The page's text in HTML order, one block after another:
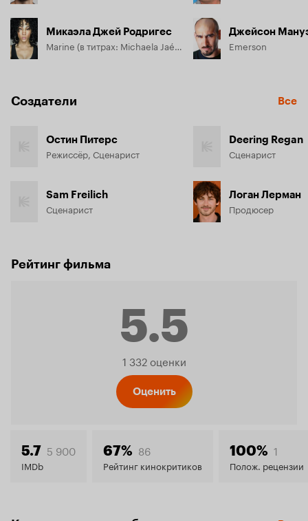
Микаэла Джей Родригес
Emerson
Создатели Все
Остин Питерс
Режиссёр, Сценарист
Sam Freilich
Сценарист
Deering Regan
Сценарист
Логан Лерман
Продюсер
Рейтинг фильма
5.5
Рейтинг
5.5
1 332 оценки
Оценить
5.7 5 900
IMDb
67% 86
Рейтинг кинокритиков
100% 1
Полож. рецензии